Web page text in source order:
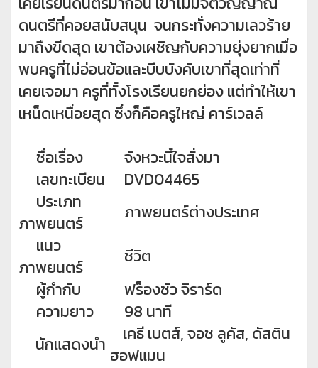
ดนตรีที่คอยสนับสนุน จนกระทั่งความเลวร้าย
มาถึงขีดสุด เขาต้องเผชิญกับความยุ่งยากเมื่อ
พบครูที่ไม่อ่อนข้อและบีบบังคับเขาที่สุดเท่าที่
เคยเจอมา ครูที่ทั้งโรงเรียนยกย่อง แต่ทำให้เขา
เหน็ดเหนื่อยสุด ซึ่งก็คือครูใหญ่ คาร์เวลล์
ชื่อเรื่อง
จังหวะนี้ใจสั่งมา
เลขทะเบียน
DVD04465
ประเภท
ภาพยนตร์
ภาพยนตร์ต่างประเทศ
แนว
ภาพยนตร์
ชีวิต
ผู้กำกับ
ฟร็องซัว จิราร์ด
ความยาว
98 นาที
นักแสดงนำ
เคธี เบตส์, จอช ลูคัส, ดัสติน
ฮอฟแมน